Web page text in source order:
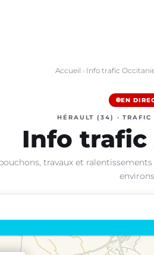
Accueil › Info trafic
EN
HÉRAULT (34) · TRAFIC
Info trafic
travaux et
environs.